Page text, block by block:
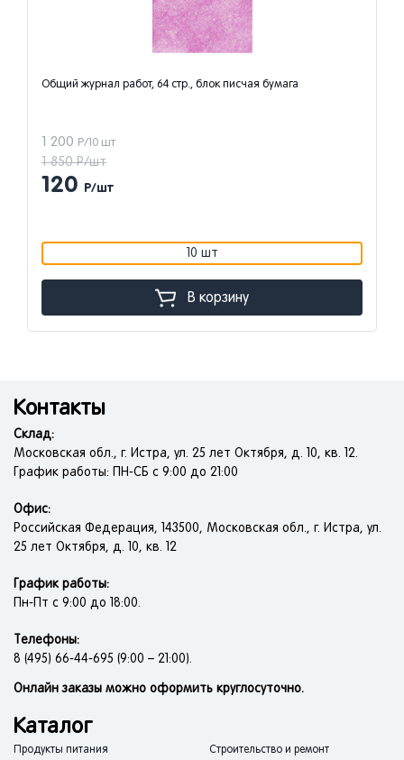
Общий журнал работ, 64 стр., блок писчая бумага
1 200 Р/10 шт
1 850 Р/шт
120 Р/шт
10 шт
В корзину
Контакты
Склад:
Московская обл., г. Истра, ул. 25 лет Октября, д. 10, кв. 12.
График работы: ПН-СБ с 9:00 до 21:00
Офис:
Российская Федерация, 143500, Московская обл., г. Истра, ул.
25 лет Октября, д. 10, кв. 12
График работы:
Пн-Пт с 9:00 до 18:00.
Телефоны:
8 (495) 66-44-695 (9:00 – 21:00).
Онлайн заказы можно оформить круглосуточно.
Каталог
Продукты питания Строительство и ремонт